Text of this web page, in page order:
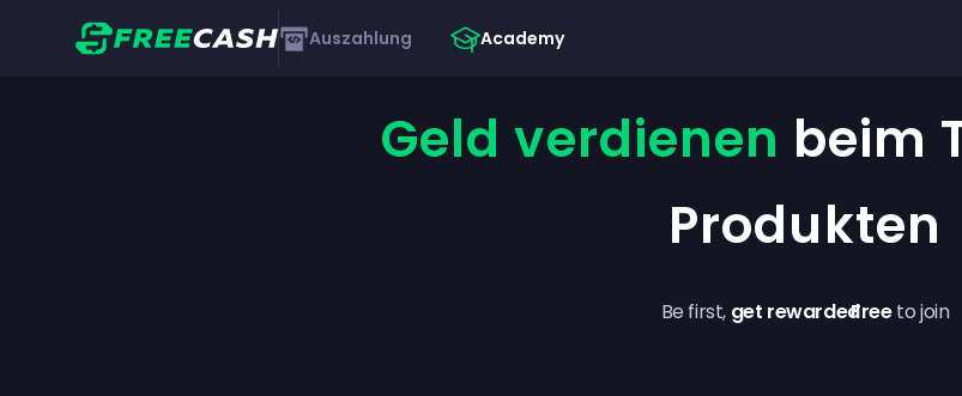
Auszahlung Academy
Geld verdienen beim
Produkten
Be first, get rewardedFreeto join